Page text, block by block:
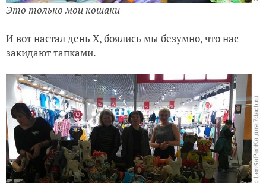
Это только мои кошаки
И вот настал день Х, боялись мы безумно, что нас
закидают тапками.